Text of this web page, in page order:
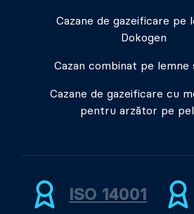
Cazane de gazeificare pe
Dokogen
Cazan combinat pe lemne
Cazane de gazeificare cu
pentru arzător pe
ISO 14001